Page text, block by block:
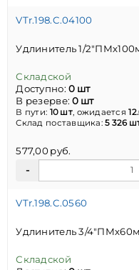
VTr.198.C.04100
Удлинитель 1/
Складской
Доступно:0 шт
В резерве:0 шт
В пути: 10 шт, ожидается
Склад поставщика:5 326
577,00 руб.
VTr.198.C.0560
Удлинитель 3/
Складской